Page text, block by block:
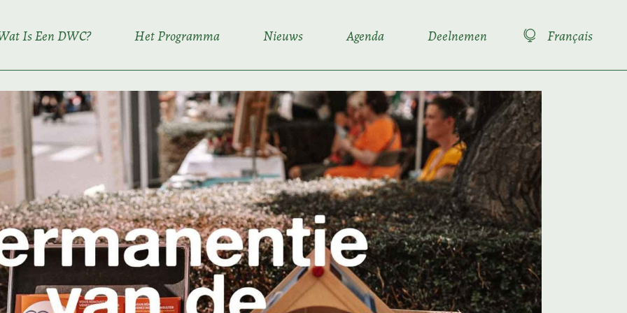
Is Een DWC? Het Programma Nieuws Agenda Deelnemen Français